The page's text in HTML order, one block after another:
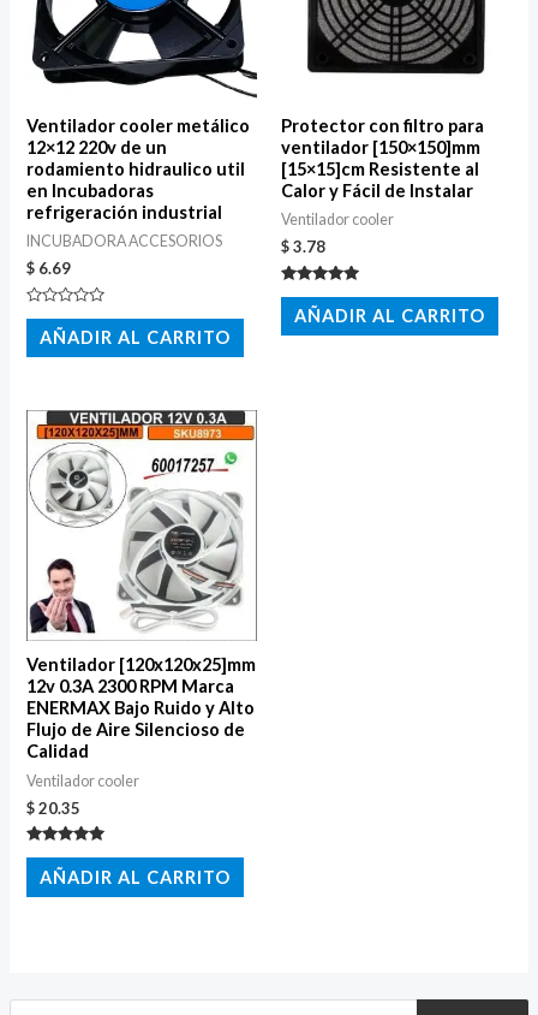
B
Ventilador cooler metálico
12×12 220v de un
rodamiento hidraulico util
en Incubadoras
refrigeración industrial
INCUBADORA ACCESORIOS
$ 6.69
Valorado
con
de
AÑADIR AL CARRITO
Protector con filtro para
ventilador [150×150]mm
[15×15]cm Resistente al
Calor y Fácil de Instalar
Ventilador cooler
$3.78
Valorado
con
5.00
de 5
AÑADIR AL CARRITO
Ventilador [120x120x25]mm
12v 0.3A 2300 RPM Marca
ENERMAX Bajo Ruido y Alto
Flujo de Aire Silencioso de
Calidad
Ventilador cooler
$20.35
Valorado
con
5.00
de 5
AÑADIR AL CARRITO